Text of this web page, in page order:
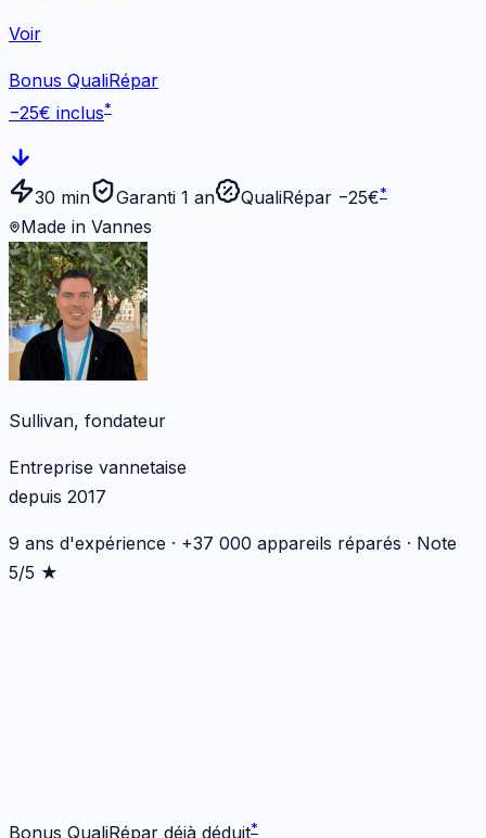
Voir
Bonus QualiRépar
−25€ inclus*
30 min Garanti 1 an QualiRépar −25€*
Made in Vannes
Sullivan, fondateur
Entreprise vannetaise
depuis 2017
9 ans d'expérience · +37 000 appareils réparés · Note
5/5 ★
Bonus QualiRépar déjà déduit*